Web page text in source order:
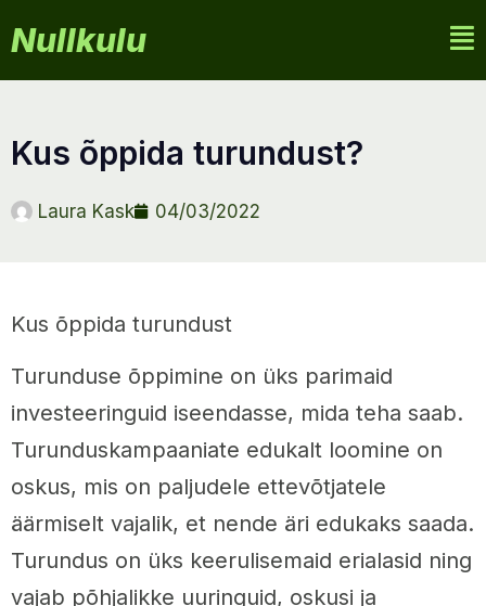
Nullkulu
kus õppida turundust?
Laura Kask 04/03/2022
Kus õppida turundust
Turunduse õppimine on üks parimaid
investeeringuid iseendasse, mida teha saab.
Turunduskampaaniate edukalt loomine on
oskus, mis on paljudele ettevõtjatele
äärmiselt vajalik, et nende äri edukaks saada.
Turundus on üks keerulisemaid erialasid ning
vajab põhjalikke uuringuid, oskusi ja